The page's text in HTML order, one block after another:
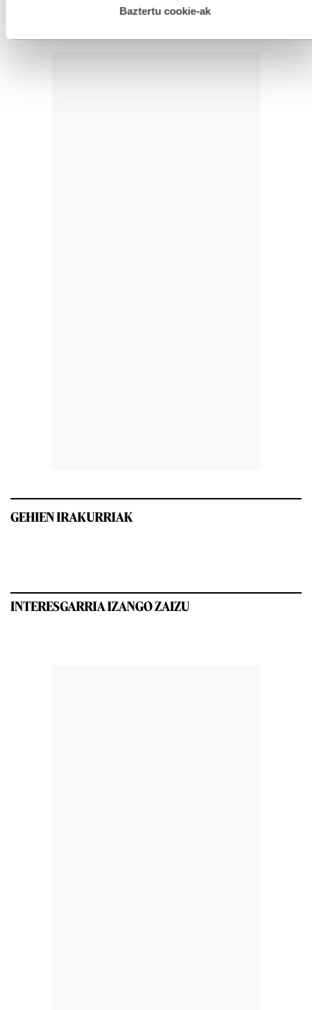
esplizitua ematen diguzu.Gehiago irakurri
Baztertu cookie-ak
GEHIEN IRAKURRIAK
INTERESGARRIA IZANGO ZAIZU